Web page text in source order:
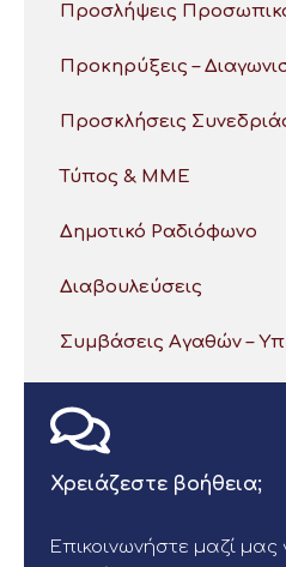
Προσλήψεις
Προκηρύξεις –
Προσκλήσεις
Τύπος & ΜΜΕ
Δημοτικό Ραδιόφωνο
Διαβουλεύσεις
Συμβάσεις Αγαθών –
Χρειάζεστε βοήθεια;
Επικοινωνήστε μαζί